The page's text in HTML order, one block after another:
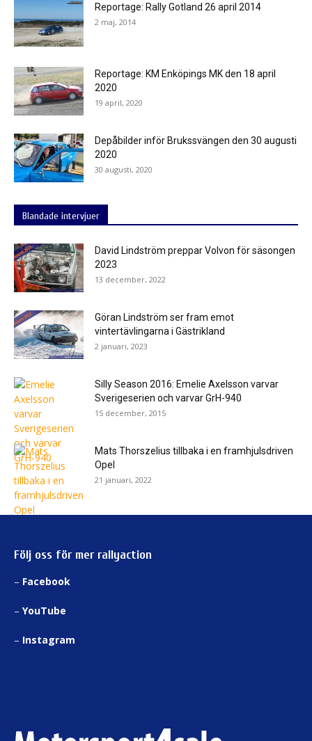
Reportage: Rally Gotland 26 april 2014
2 maj, 2014
Reportage: KM Enköpings MK den 18 april
2020
19 april, 2020
Depåbilder inför Brukssvängen den 30 augusti
2020
30 augusti, 2020
Blandade intervjuer
David Lindström preppar Volvon för säsongen
2023
13 december, 2022
Göran Lindström ser fram emot
vintertävlingarna i Gästrikland
2 januari, 2023
Silly Season 2016: Emelie Axelsson varvar
Sverigeserien och varvar GrH-940
15 december, 2015
Mats Thorszelius tillbaka i en framhjulsdriven
Opel
21 januari, 2022
Följ oss för mer rallyaction
– Facebook
– YouTube
– Instagram